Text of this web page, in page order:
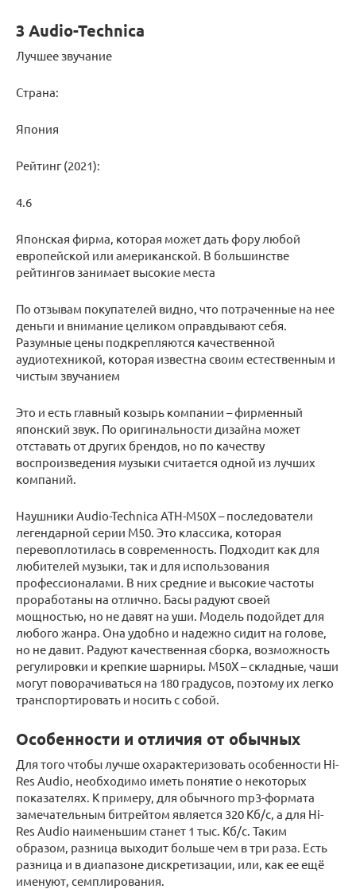
3 Audio-Technica
Лучшее звучание
Страна:
Япония
Рейтинг (2021):
4.6
Японская фирма, которая может дать фору любой
европейской или американской. В большинстве
рейтингов занимает высокие места
По отзывам покупателей видно, что потраченные на нее
деньги и внимание целиком оправдывают себя.
Разумные цены подкрепляются качественной
аудиотехникой, которая известна своим естественным и
чистым звучанием
Это и есть главный козырь компании – фирменный
японский звук. По оригинальности дизайна может
отставать от других брендов, но по качеству
воспроизведения музыки считается одной из лучших
компаний.
Наушники Audio-Technica ATH-M50X – последователи
легендарной серии М50. Это классика, которая
перевоплотилась в современность. Подходит как для
любителей музыки, так и для использования
профессионалами. В них средние и высокие частоты
проработаны на отлично. Басы радуют своей
мощностью, но не давят на уши. Модель подойдет для
любого жанра. Она удобно и надежно сидит на голове,
но не давит. Радуют качественная сборка, возможность
регулировки и крепкие шарниры. М50Х – складные, чаши
могут поворачиваться на 180 градусов, поэтому их легко
транспортировать и носить с собой.
Особенности и отличия от обычных
Для того чтобы лучше охарактеризовать особенности Hi-
Res Audio, необходимо иметь понятие о некоторых
показателях. К примеру, для обычного mp3-формата
замечательным битрейтом является 320 Кб/c, а для Hi-
Res Audio наименьшим станет 1 тыс. Кб/с. Таким
образом, разница выходит больше чем в три раза. Есть
разница и в диапазоне дискретизации, или, как ее ещё
именуют, семплирования.